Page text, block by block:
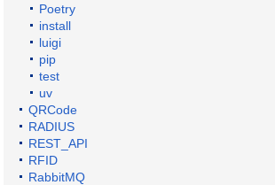
Poetry
install
luigi
pip
test
uv
QRCode
RADIUS
REST_API
RFID
RabbitMQ